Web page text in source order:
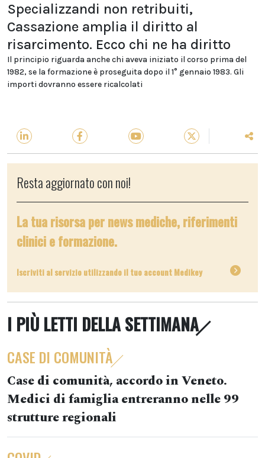
Specializzandi non retribuiti,
Cassazione amplia il diritto al
risarcimento. Ecco chi ne ha diritto
Il principio riguarda anche chi aveva iniziato il corso prima del
1982, se la formazione è proseguita dopo il 1° gennaio 1983. Gli
importi dovranno essere ricalcolati
Resta aggiornato con noi!
La tua risorsa per news mediche, riferimenti
clinici e formazione.
Iscriviti al servizio utilizzando il tuo account Medikey
I PIÙ LETTI DELLA SETTIMANA
CASE DI COMUNITÀ
Case di comunità, accordo in Veneto.
Medici di famiglia entreranno nelle 99
strutture regionali